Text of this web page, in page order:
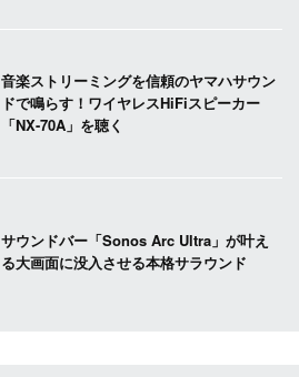
音楽ストリーミングを信頼のヤマハサウン
ドで鳴らす！ワイヤレスHiFiスピーカー
「NX-70A」を聴く
サウンドバー「Sonos Arc Ultra」が叶え
る大画面に没入させる本格サラウンド